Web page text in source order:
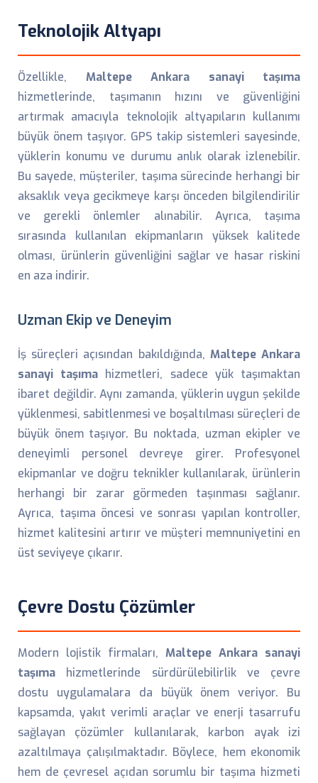
Teknolojik Altyapı
Özellikle, Maltepe Ankara sanayi taşıma
hizmetlerinde, taşımanın hızını ve güvenliğini
artırmak amacıyla teknolojik altyapıların kullanımı
büyük önem taşıyor. GPS takip sistemleri sayesinde,
yüklerin konumu ve durumu anlık olarak izlenebilir.
Bu sayede, müşteriler, taşıma sürecinde herhangi bir
aksaklık veya gecikmeye karşı önceden bilgilendirilir
ve gerekli önlemler alınabilir. Ayrıca, taşıma
sırasında kullanılan ekipmanların yüksek kalitede
olması, ürünlerin güvenliğini sağlar ve hasar riskini
en aza indirir.
Uzman Ekip ve Deneyim
İş süreçleri açısından bakıldığında, Maltepe Ankara
sanayi taşıma hizmetleri, sadece yük taşımaktan
ibaret değildir. Aynı zamanda, yüklerin uygun şekilde
yüklenmesi, sabitlenmesi ve boşaltılması süreçleri de
büyük önem taşıyor. Bu noktada, uzman ekipler ve
deneyimli personel devreye girer. Profesyonel
ekipmanlar ve doğru teknikler kullanılarak, ürünlerin
herhangi bir zarar görmeden taşınması sağlanır.
Ayrıca, taşıma öncesi ve sonrası yapılan kontroller,
hizmet kalitesini artırır ve müşteri memnuniyetini en
üst seviyeye çıkarır.
Çevre Dostu Çözümler
Modern lojistik firmaları, Maltepe Ankara sanayi
taşıma hizmetlerinde sürdürülebilirlik ve çevre
dostu uygulamalara da büyük önem veriyor. Bu
kapsamda, yakıt verimli araçlar ve enerji tasarrufu
sağlayan çözümler kullanılarak, karbon ayak izi
azaltılmaya çalışılmaktadır. Böylece, hem ekonomik
hem de çevresel açıdan sorumlu bir taşıma hizmeti